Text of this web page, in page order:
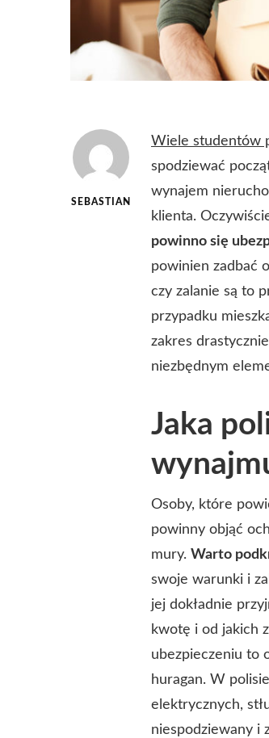
SEBASTIAN
Wiele studentów
spodziewać
wynajem
klienta.
powinno się
powinien zadbać
czy zalanie są to
przypadku
zakres
niezbędnym
Jaka
Osoby, które
powinny objąć
mury. Warto
swoje warunki i
jej dokładnie
kwotę i od jakich
ubezpieczeniu to
huragan. W
elektrycznych,
niespodziewany i